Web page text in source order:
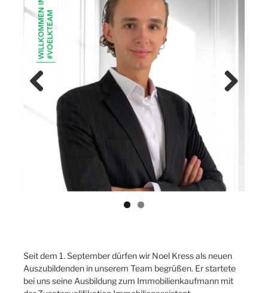
Seit dem 1. September dürfen wir Noel Kress als neuen
Auszubildenden in unserem Team begrüßen. Er startete
bei uns seine Ausbildung zum Immobilienkaufmann mit